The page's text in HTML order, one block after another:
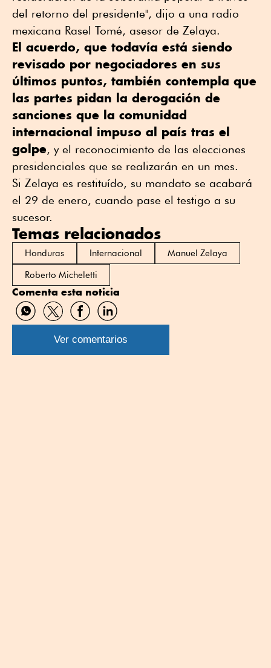
del retorno del presidente", dijo a una radio
mexicana Rasel Tomé, asesor de Zelaya.
El acuerdo, que todavía está siendo
revisado por negociadores en sus
últimos puntos, también contempla que
las partes pidan la derogación de
sanciones que la comunidad
internacional impuso al país tras el
golpe, y el reconocimiento de las elecciones
presidenciales que se realizarán en un mes.
Si Zelaya es restituído, su mandato se acabará
el 29 de enero, cuando pase el testigo a su
sucesor.
Temas relacionados
Honduras Internacional
Manuel Zelaya
Roberto Micheletti
Comenta esta noticia
Compartir
por
WhatsApp
Compartir
por
Twitter
Compartir
por
Facebook
Compartir
por
Linkedin
Ver comentarios